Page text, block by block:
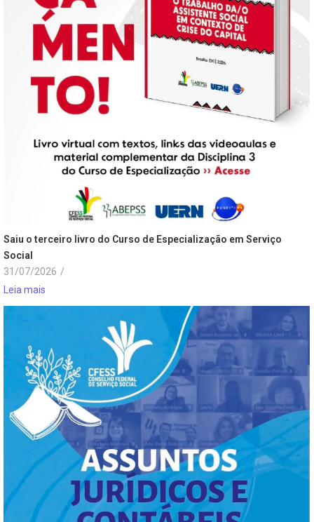
Saiu o terceiro livro do Curso de Especialização em Serviço
Social
31/07/2026 /
Leia mais